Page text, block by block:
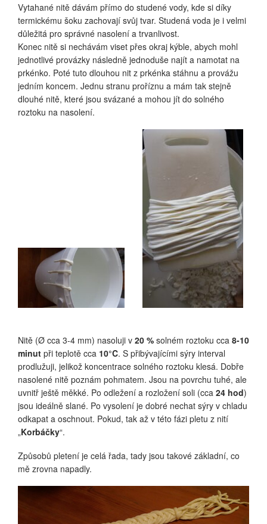
Vytahané nitě dávám přímo do studené vody, kde si díky
termickému šoku zachovají svůj tvar. Studená voda je i velmi
důležitá pro správné nasolení a trvanlivost.
Konec nitě si nechávám viset přes okraj kýble, abych mohl
jednotlivé provázky následně jednoduše najít a namotat na
prkénko. Poté tuto dlouhou nit z prkénka stáhnu a provážu
jedním koncem. Jednu stranu proříznu a mám tak stejně
dlouhé nitě, které jsou svázané a mohou jít do solného
roztoku na nasolení.
Nitě (Ø cca 3-4 mm) nasoluji v 20 % solném roztoku cca 8-10
minut při teplotě cca 10°C. S přibývajícími sýry interval
prodlužuji, jelikož koncentrace solného roztoku klesá. Dobře
nasolené nitě poznám pohmatem. Jsou na povrchu tuhé, ale
uvnitř ještě měkké. Po odležení a rozložení soli (cca 24 hod)
jsou ideálně slané. Po vysolení je dobré nechat sýry v chladu
odkapat a oschnout. Pokud, tak až v této fázi pletu z nití
„Korbáčky“.
Způsobů pletení je celá řada, tady jsou takové základní, co
mě zrovna napadly.